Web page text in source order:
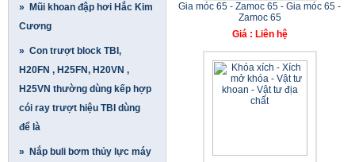
» Mũi khoan đập hơi Hắc Kim
Cương
» Con trượt block TBI,
H20FN , H25FN, H20VN ,
H25VN thường dùng kếp hợp
cói ray trượt hiệu TBI dùng
để là
» Nắp buli bơm thủy lực máy
Gia móc 65 - Zamoc 65 - Gia móc 65 -
Zamoc 65
Giá : Liên hệ